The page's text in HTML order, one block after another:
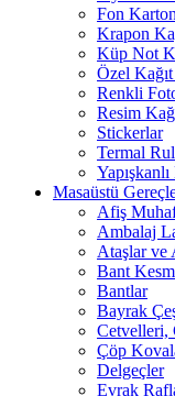
Fon
Krapon
Küp Not
Özel
Renkli
Resim
Stickerlar
Termal
Masaüstü
Afiş
Ambalaj
Ataşlar ve
Bant
Bantlar
Bayrak
Cetvelleri,
Çöp
Delgeçler
Evrak